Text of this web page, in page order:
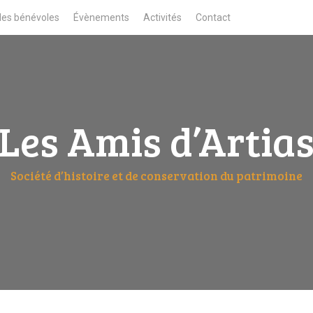
bénévoles Évènements Activités Contact
Les Amis
Société d’histoire et de conservation du patrimoine